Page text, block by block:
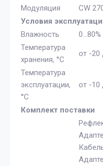
Модуляция
CW
Условия
Влажность
0...80%
Температура
хранения, °C
от -20
Температура
эксплуатации,
°C
от -10
Комплект поставки